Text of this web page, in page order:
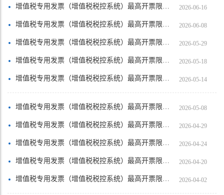
增值税专用发票（增值税税控系统）最高开票限额审批【十局建工（商丘）集团有限公司韶关分公司】 2026-06-16
增值税专用发票（增值税税控系统）最高开票限额审批【南雄市雄州街道广源电子商务中心…… 2026-06-08
增值税专用发票（增值税税控系统）最高开票限额审批【翁源县坝仔镇食全食美肉菜铺】 2026-05-29
增值税专用发票（增值税税控系统）最高开票限额审批【仁化县董塘镇秋丰装饰工程部（个…… 2026-05-18
增值税专用发票（增值税税控系统）最高开票限额审批【翁源县龙仙镇嘉城装饰工程部】 2026-05-14
增值税专用发票（增值税税控系统）最高开票限额审批【韶关市金沁房地产开发有限公司】 2026-05-08
增值税专用发票（增值税税控系统）最高开票限额审批【韶关市粤恒贸易有限公司】 2026-04-29
增值税专用发票（增值税税控系统）最高开票限额审批【南雄市雄州盈万利商贸行（个体工商户）】 2026-04-24
增值税专用发票（增值税税控系统）最高开票限额审批【仁化县黄坑镇张三坤特产店】 2026-04-20
增值税专用发票（增值税税控系统）最高开票限额审批【乳源瑶族自治县森茂种植农场（个…… 2026-04-02